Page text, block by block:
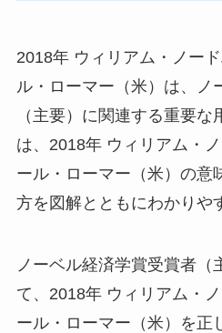
2018年 ウィリアム・ノー
ル・ローマー（米）は、ノ
（主要）に関連する重要
は、2018年 ウィリアム・
ール・ローマー（米）の意
方を図解とともにわかりや
ノーベル経済学賞受賞者（
て、2018年 ウィリアム・
ール・ローマー（米）を正